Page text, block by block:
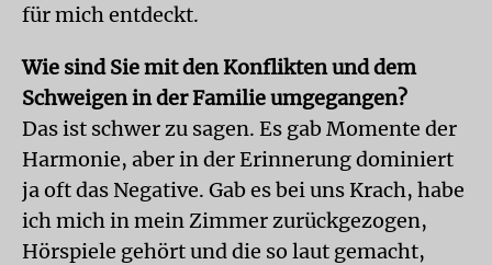
für mich entdeckt.
Wie sind Sie mit den Konflikten und dem
Schweigen in der Familie umgegangen?
Das ist schwer zu sagen. Es gab Momente der
Harmonie, aber in der Erinnerung dominiert
ja oft das Negative. Gab es bei uns Krach, habe
ich mich in mein Zimmer zurückgezogen,
Hörspiele gehört und die so laut gemacht,